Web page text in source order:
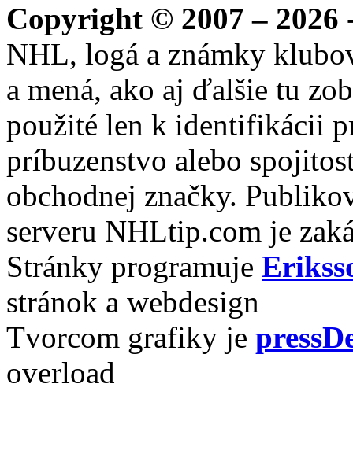
Copyright © 2007 – 2026
NHL, logá a známky
a mená, ako aj ďalšie tu
použité len k identifikácii
príbuzenstvo alebo
obchodnej značky.
serveru NHLtip.com je
Stránky programuje
stránok a webdesign
Tvorcom grafiky je
overload